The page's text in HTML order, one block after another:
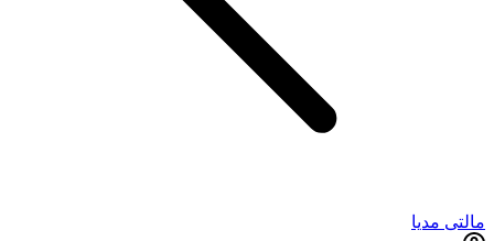
مالتی مدیا